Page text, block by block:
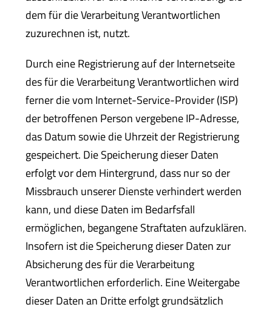
dem für die Verarbeitung Verantwortlichen
zuzurechnen ist, nutzt.
Durch eine Registrierung auf der Internetseite
des für die Verarbeitung Verantwortlichen wird
ferner die vom Internet-Service-Provider (ISP)
der betroffenen Person vergebene IP-Adresse,
das Datum sowie die Uhrzeit der Registrierung
gespeichert. Die Speicherung dieser Daten
erfolgt vor dem Hintergrund, dass nur so der
Missbrauch unserer Dienste verhindert werden
kann, und diese Daten im Bedarfsfall
ermöglichen, begangene Straftaten aufzuklären.
Insofern ist die Speicherung dieser Daten zur
Absicherung des für die Verarbeitung
Verantwortlichen erforderlich. Eine Weitergabe
dieser Daten an Dritte erfolgt grundsätzlich